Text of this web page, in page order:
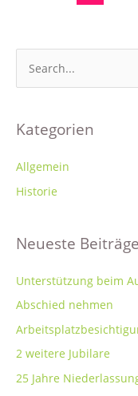
Elektrohelfern
h
n
n
h
:
Kategorien
Allgemein
Historie
Neueste Beiträge
Unterstützung beim
Abschied nehmen
2 weitere Jubilare
25 Jahre